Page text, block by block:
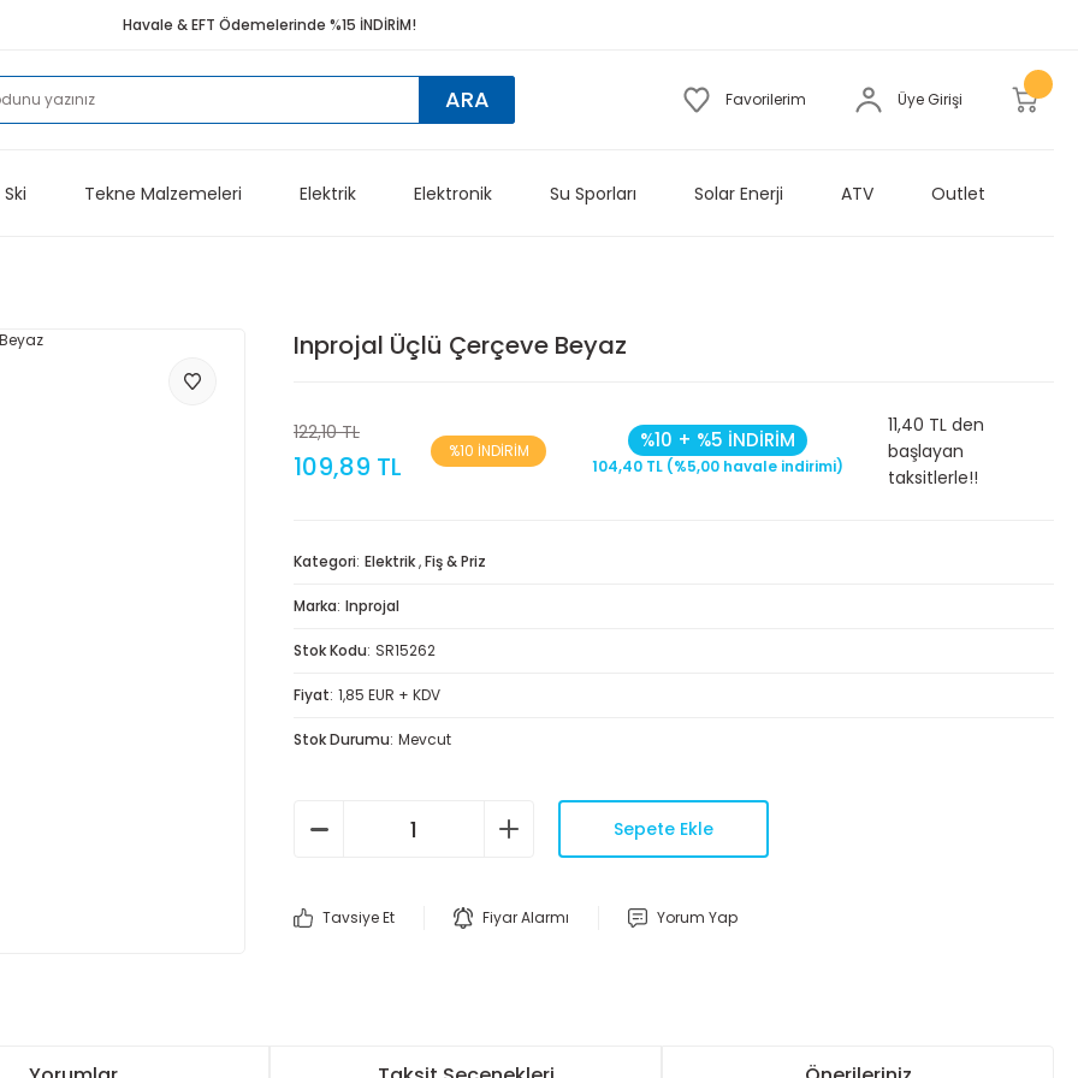
Havale & EFT Ödemelerinde %15 İNDİRİM!
ARA Favorilerim Üye Girişi
Tekne Malzemeleri Elektrik Elektronik Su Sporları Solar Enerji ATV Outlet
Inprojal Üçlü Çerçeve Beyaz
122,10 TL
109,89 TL %10 İNDİRİM %10 + %5 İNDİRİM
104,40 TL (%5,00 havale indirimi)
11,40 TL den
başlayan
taksitlerle!!
Kategori Elektrik,Fiş & Priz
Marka Inprojal
Stok Kodu SR15262
Fiyat 1,85 EUR + KDV
Stok Durumu Mevcut
Sepete Ekle
Tavsiye Et Fiyar Alarmı Yorum Yap